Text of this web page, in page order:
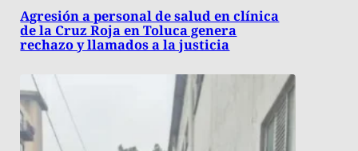
Agresión a personal de salud en clínica
de la Cruz Roja en Toluca genera
rechazo y llamados a la justicia